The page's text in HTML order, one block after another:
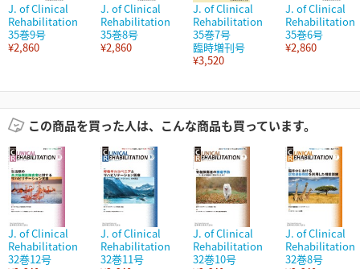
J. of Clinical
Rehabilitation
35巻9号
¥2,860
J. of Clinical
Rehabilitation
35巻8号
¥2,860
J. of Clinical
Rehabilitation
35巻7号
臨時増刊号
¥3,520
J. of Clinical
Rehabilitation
35巻6号
¥2,860
この商品を買った人は、こんな商品も買っています。
J. of Clinical
Rehabilitation
32巻12号
J. of Clinical
Rehabilitation
32巻11号
J. of Clinical
Rehabilitation
32巻10号
J. of Clinical
Rehabilitation
32巻8号